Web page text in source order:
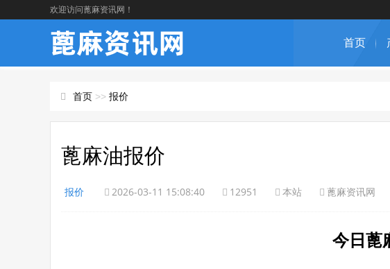
欢迎访问蓖麻资讯网！
首页
首页 >> 报价
蓖麻油报价
报价 2026-03-11 15:08:40 12951 本站 蓖麻资讯网
今日蓖